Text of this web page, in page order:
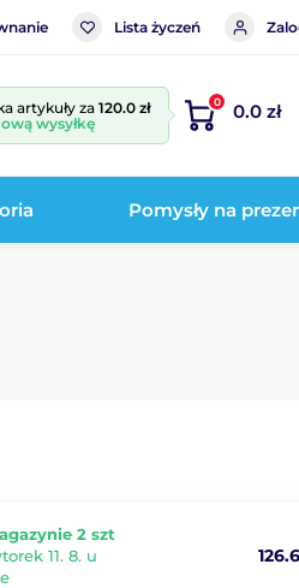
Lista życzeń
artykuły za120.0 zł
wysyłkę
0 0.0 zł
Pomysły na
2 szt
11. 8. u